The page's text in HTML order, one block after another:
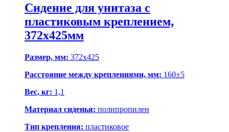
Сидение для унитаза с
пластиковым креплением,
372х425мм
Размер, мм: 372х425
Расстояние между креплениями, мм: 160±5
Вес, кг: 1,1
Материал сиденья: полипропилен
Тип крепления: пластиковое